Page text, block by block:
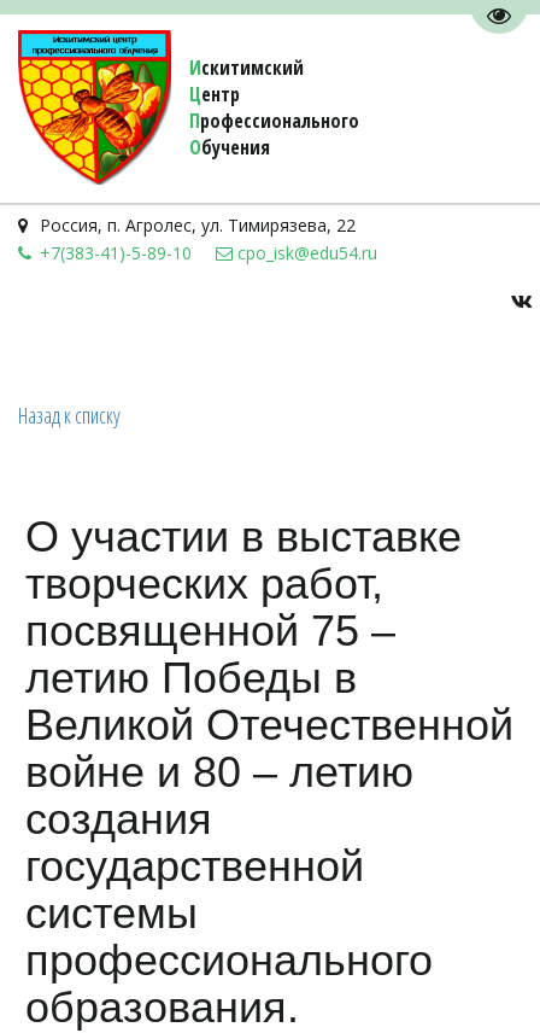
Искитимский
Центр
Профессионального
Обучения
Россия, п. Агролес, ул. Тимирязева, 22
+7(383-41)-5-89-10
cpo_isk@edu54.ru
Назад к списку
О участии в выставке
творческих работ,
посвященной 75 –
летию Победы в
Великой Отечественной
войне и 80 – летию
создания
государственной
системы
профессионального
образования.